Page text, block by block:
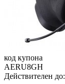
код купона
AERU8GH
Действителен до: